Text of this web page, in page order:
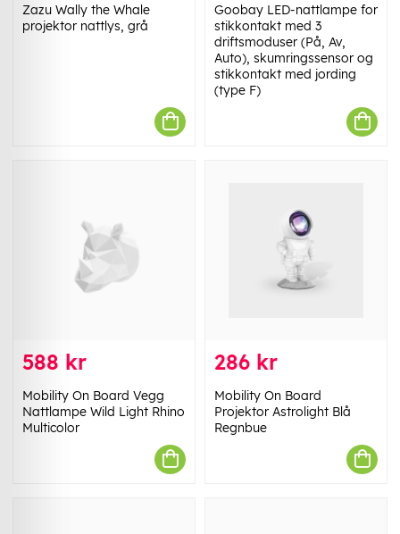
Zazu Wally the Whale
projektor nattlys, grå
Goobay LED-nattlampe for
stikkontakt med 3
driftsmoduser (På, Av,
Auto), skumringssensor og
stikkontakt med jording
(type F)
588 kr
Mobility On Board Vegg
Nattlampe Wild Light Rhino
Multicolor
286 kr
Mobility On Board
Projektor Astrolight Blå
Regnbue